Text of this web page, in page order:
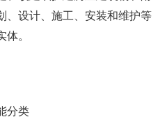
、设计、施工、安装和维护等
。
分类